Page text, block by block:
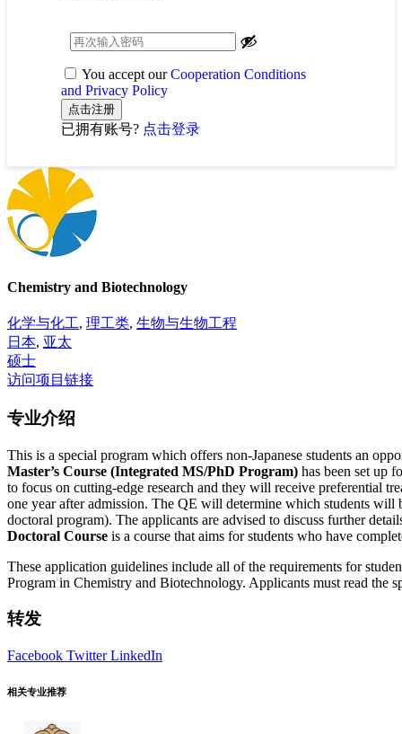
You accept ourCooperation Conditions
and Privacy Policy
已拥有账号? 点击登录
Chemistry and Biotechnology
化学与化工, 理工类, 生物与生物工程
日本, 亚太
硕士
访问项目链接
专业介绍
This is a special program which offers non-Japanese students an
Master’s Course (Integrated MS/PhD Program) has been set up
to focus on cutting-edge research and they will receive preferential
one year after admission. The QE will determine which students will
doctoral program). The applicants are advised to discuss further
Doctoral Course is a course that aims for students who have
These application guidelines include all of the requirements for
Program in Chemistry and Biotechnology. Applicants must read the
转发
Facebook TwitterLinkedIn
相关专业推荐